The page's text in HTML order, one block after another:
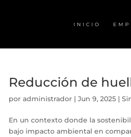
INICIO
Reducción de
poradministrador |Jun 9, 2025 |
En un contexto donde la
bajo impacto ambiental en